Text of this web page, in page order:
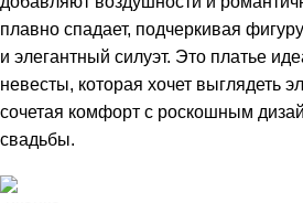
плавно спадает, подчеркивая
и элегантный силуэт. Это платье
невесты, которая хочет выглядеть
сочетая комфорт с роскошным
свадьбы.